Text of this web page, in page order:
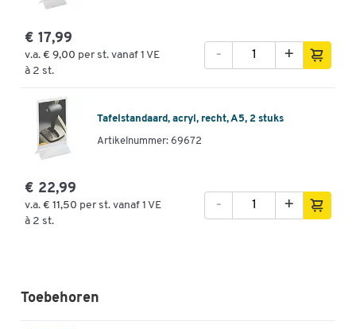
€ 17,99
v.a. € 9,00 per st. vanaf 1 VE
à 2 st.
+
-
Tafelstandaard, acryl, recht, A5, 2 stuks
Artikelnummer: 69672
€ 22,99
v.a. € 11,50 per st. vanaf 1 VE
à 2 st.
+
-
Toebehoren